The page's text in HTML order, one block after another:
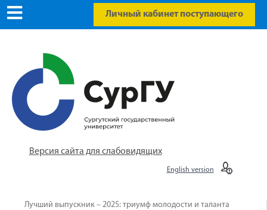
Личный кабинет поступающего
Версия сайта для слабовидящих
English version
Лучший выпускник – 2025: триумф молодости и таланта